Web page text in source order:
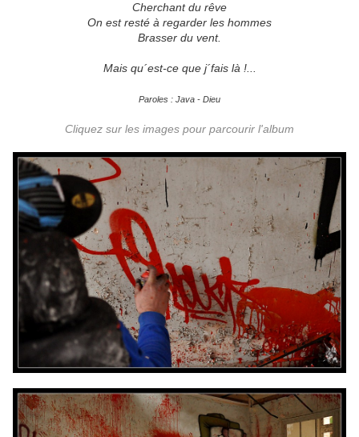
Cherchant du rêve
On est resté à regarder les hommes
Brasser du vent.
Mais qu´est-ce que j´fais là !...
Paroles : Java - Dieu
Cliquez sur les images pour parcourir l'album